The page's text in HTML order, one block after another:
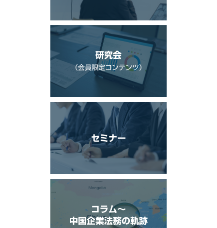
研究会
（会員限定コンテンツ）
セミナー
コラム〜
中国企業法務の軌跡